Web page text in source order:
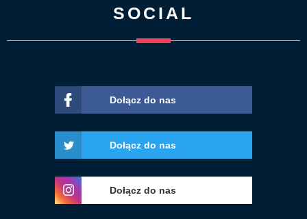
SOCIAL
Dołącz do nas
Dołącz do nas
Dołącz do nas